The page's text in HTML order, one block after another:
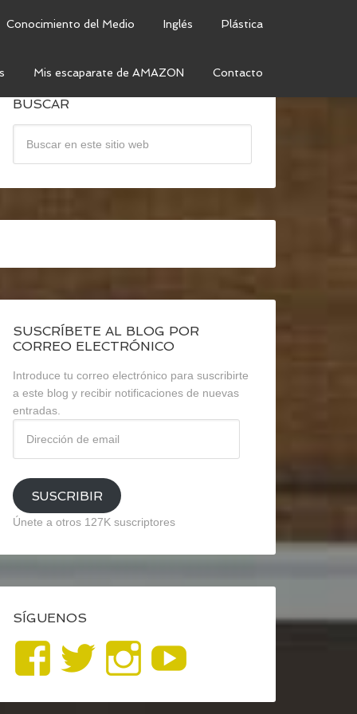
Conocimiento del Medio Inglés Plástica
Mis escaparate de AMAZON Contacto
BUSCAR
SUSCRÍBETE AL BLOG POR
CORREO ELECTRÓNICO
Introduce tu correo electrónico para suscribirte
a este blog y recibir notificaciones de nuevas
entradas.
email
SUSCRIBIR
Únete a otros 127K suscriptores
SÍGUENOS
Ver
perfil
Ver
perfil
Ver
perfil